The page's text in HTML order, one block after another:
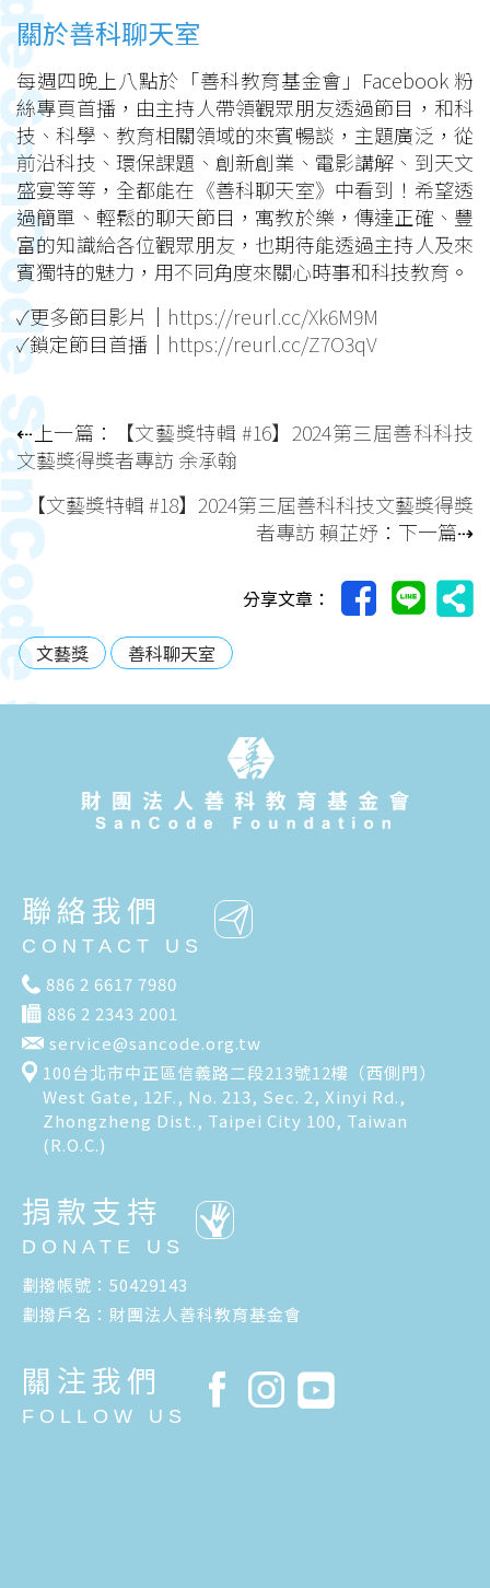
關於善科聊天室
每週四晚上八點於「善科教育基金會」Facebook 粉
絲專頁首播，由主持人帶領觀眾朋友透過節目，和科
技、科學、教育相關領域的來賓暢談，主題廣泛，從
前沿科技、環保課題、創新創業、電影講解、到天文
盛宴等等，全都能在《善科聊天室》中看到！希望透
過簡單、輕鬆的聊天節目，寓教於樂，傳達正確、豐
富的知識給各位觀眾朋友，也期待能透過主持人及來
賓獨特的魅力，用不同角度來關心時事和科技教育。
✓更多節目影片｜ https://reurl.cc/Xk6M9M
✓鎖定節目首播｜ https://reurl.cc/Z7O3qV
⇠上一篇：
【文藝獎特輯 #16】2024第三屆善科科技
文藝獎得獎者專訪 余承翰
【文藝獎特輯 #18】2024第三屆善科科技文藝獎得獎
者專訪 賴芷妤 ：下一篇⇢
分享文章：
文藝獎 善科聊天室
聯絡我們
CONTACT US
886 2 6617 7980
886 2 2343 2001
service@sancode.org.tw
100台北市中正區信義路二段213號12樓（西側門）
West Gate, 12F., No. 213, Sec. 2, Xinyi Rd.,
Zhongzheng Dist., Taipei City 100, Taiwan
(R.O.C.)
捐款支持
DONATE US
劃撥帳號：50429143
劃撥戶名：財團法人善科教育基金會
關注我們
FOLLOW US